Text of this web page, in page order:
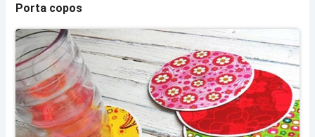
Porta copos